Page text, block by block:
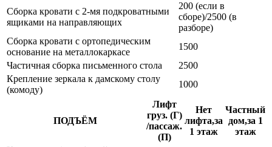
Сборка кровати с 2-мя подкроватными
ящиками на направляющих
200 (если в
сборе)/2500 (в
разборе)
Сборка кровати с ортопедическим
основание на металлокаркасе
1500
Частичная сборка письменного стола
2500
Крепление зеркала к дамскому столу
(комоду)
1000
ПОДЪЁМ
Лифт
груз. (Г)
/пассаж.
(П)
Нет
лифта,за
1 этаж
Частный
дом,за 1
этаж